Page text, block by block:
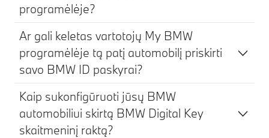
programėlėje?
Ar gali keletas vartotojų My BMW
programėlėje tą patį automobilį priskirti
savo BMW ID paskyrai?
Kaip sukonfigūruoti jūsų BMW
automobiliui skirtą BMW Digital Key
skaitmeninį raktą?